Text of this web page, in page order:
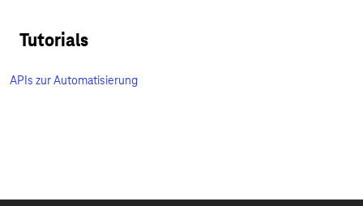
Tutorials
APIs zur Automatisierung